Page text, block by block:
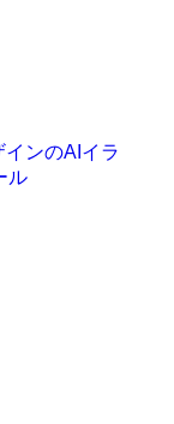
ンのAIイラ
ル